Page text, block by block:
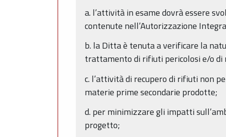
a. l’attività in esame dovrà essere
contenute nell’Autorizzazione
b. la Ditta è tenuta a verificare la
trattamento di rifiuti pericolosi e/o
c. l’attività di recupero di rifiuti non
materie prime secondarie prodotte;
d. per minimizzare gli impatti
progetto;